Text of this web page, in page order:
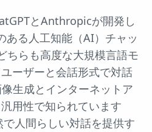
とAnthropicが開発し
ある人工知能（AI）チャッ
ちらも高度な大規模言語モ
ーザーと会話形式で対話
生成とインターネットア
用性で知られています
人間らしい対話を提供す